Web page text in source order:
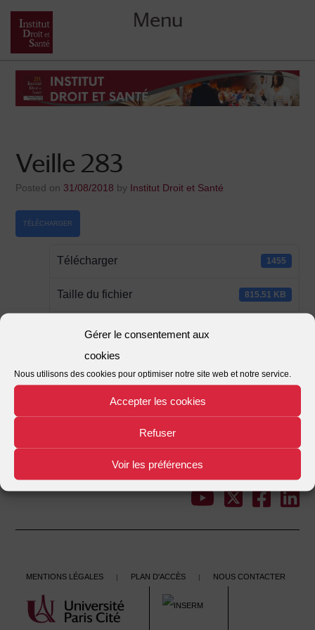
Gérer le consentement aux
cookies
Nous utilisons des cookies pour optimiser notre site web et notre service.
Accepter les cookies
Refuser
Voir les préférences
Menu
content
Veille 283
Posted on 31/08/2018 by Institut Droit et Santé
TÉLÉCHARGER
Télécharger 1455
Taille du fichier 815.51 KB
Nombre de fichiers
Date de création
Dernière mise à jour
This entry was posted in . Bookmark the.
Post
navigation
← →
Mentions légales | Plan d'accès | Nous contacter